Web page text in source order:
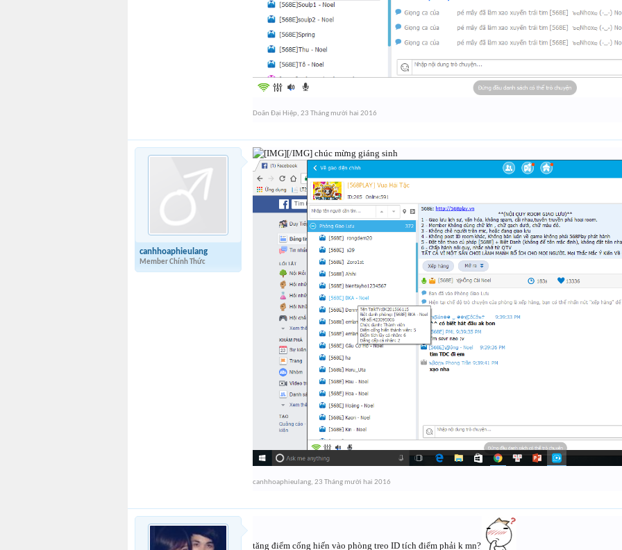
Doãn Đại Hiệp, 23 Tháng mười hai 2016
canhhoaphieulang
Member Chính Thức
[/IMG] chúc mừng giáng sinh
canhhoaphieulang, 23 Tháng mười hai 2016
tăng điểm cống hiến vào phòng treo ID tích điểm phải k mn?